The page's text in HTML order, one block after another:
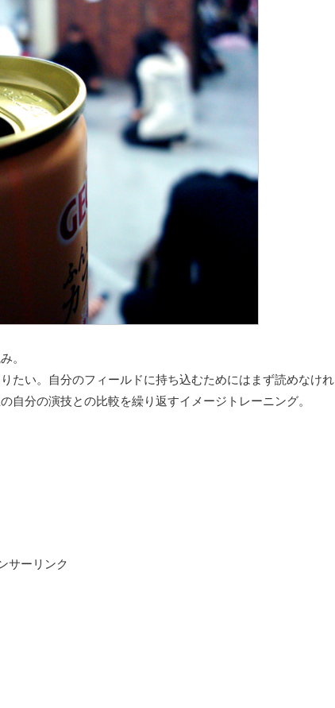
。
たい。自分のフィールドに持ち込むためにはまず読めなけれ
分の演技との比較を繰り返すイメージトレーニング。
サーリンク